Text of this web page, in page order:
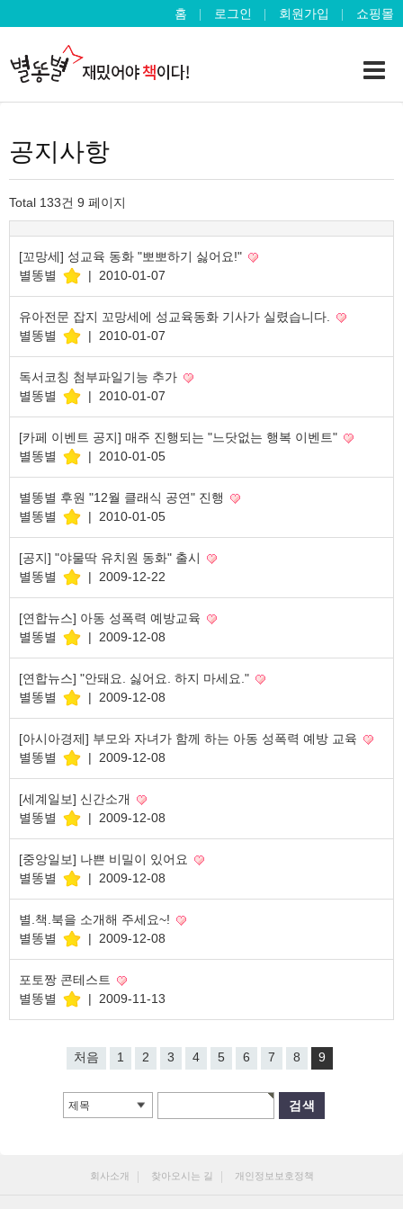
홈 로그인 회원가입 쇼핑몰
공지사항
Total 133건 9 페이지
[꼬망세] 성교육 동화 "뽀뽀하기 싫어요!"
별똥별
| 2010-01-07
유아전문 잡지 꼬망세에 성교육동화 기사가 실렸습니다.
별똥별
| 2010-01-07
독서코칭 첨부파일기능 추가
별똥별
| 2010-01-07
[카페 이벤트 공지] 매주 진행되는 "느닷없는 행복 이벤트"
별똥별
| 2010-01-05
별똥별 후원 "12월 클래식 공연" 진행
별똥별
| 2010-01-05
[공지] "야물딱 유치원 동화" 출시
별똥별
| 2009-12-22
[연합뉴스] 아동 성폭력 예방교육
별똥별
| 2009-12-08
[연합뉴스] "안돼요. 싫어요. 하지 마세요."
별똥별
| 2009-12-08
[아시아경제] 부모와 자녀가 함께 하는 아동 성폭력 예방 교육
별똥별
| 2009-12-08
[세계일보] 신간소개
별똥별
| 2009-12-08
[중앙일보] 나쁜 비밀이 있어요
별똥별
| 2009-12-08
별.책.북을 소개해 주세요~!
별똥별
| 2009-12-08
포토짱 콘테스트
별똥별
| 2009-11-13
처음 1 2 3 4 5 6 7 8 9
제목
회사소개 찾아오시는 길 개인정보보호정책